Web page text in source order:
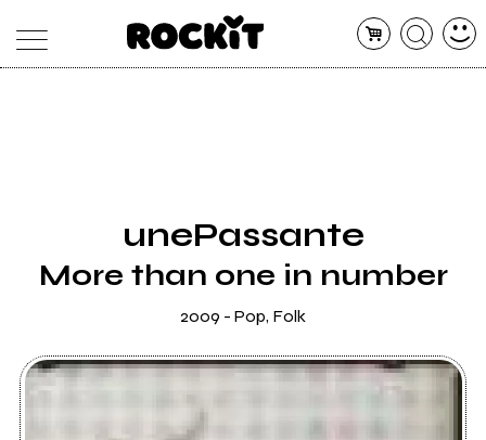
SHOP
RADIO
unePassante
More than one in number
2009 - Pop, Folk